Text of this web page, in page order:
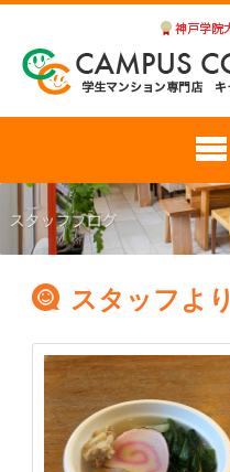
スタッフより